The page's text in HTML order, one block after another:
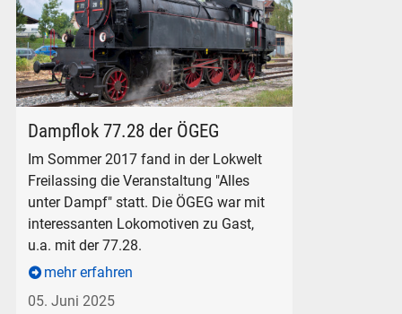
Dampflok 77.28 der ÖGEG
Im Sommer 2017 fand in der Lokwelt
Freilassing die Veranstaltung "Alles
unter Dampf" statt. Die ÖGEG war mit
interessanten Lokomotiven zu Gast,
u.a. mit der 77.28.
mehr erfahren
05. Juni 2025